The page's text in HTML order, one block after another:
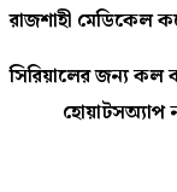
রাজশাহী মেডিকেল
সিরিয়ালের জন্য
হোয়াটসঅ্যাপ